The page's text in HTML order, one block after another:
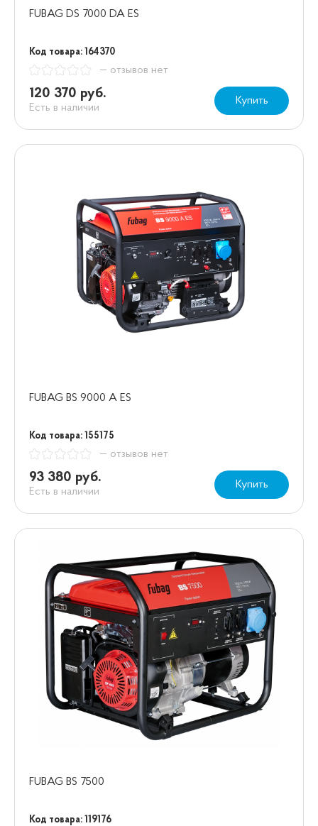
FUBAG DS 7000 DA ES
Код товара: 164370
— отзывов нет
120 370 руб.
Есть в наличии
Купить
FUBAG BS 9000 A ES
Код товара: 155175
— отзывов нет
93 380 руб.
Есть в наличии
Купить
FUBAG BS 7500
Код товара: 119176